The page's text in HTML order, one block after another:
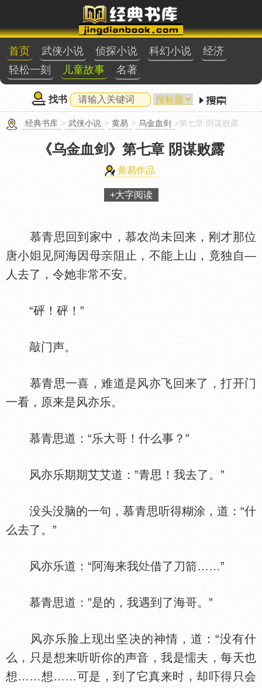
首页 武侠小说 侦探小说 科幻小说
经济
轻松一刻
儿童故事 名著
找书
经典书库 > 武侠小说 > 黄易 > 乌金血剑 >第七章 阴谋败露
《乌金血剑》 第七章 阴谋败露
黄易作品
+大字阅读
慕青思回到家中，慕农尚未回来，刚才那位
唐小
见阿海因母
阻止，不能上山，竟独自—
人去了，令她非常不安。
“砰！砰！”
敲门声。
慕青思一喜，难道是风亦飞回来了，打开门
一看，原来是风亦乐。
慕青思道：“乐大哥！什么事？”
风亦乐期期艾艾道：”青思！我去了。”
没头没脑的一句，慕青思听得糊涂，道：“什
么去了。”
风亦乐道：“阿海来我 借了刀箭……”
慕青思道：”是的，我遇到了海哥。”
风亦乐脸上现出坚决的神情，道：“没有什
么，只是想来听听你的声音，我是懦夫，每天也
想……想……可是，到了它真来时，却吓得只会